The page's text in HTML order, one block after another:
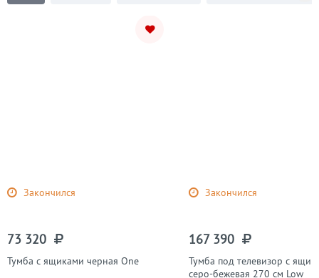
Закончился
73 320
Тумба с ящиками черная One
Закончился
167 390
Тумба под телевизор с
серо-бежевая 270 см Low